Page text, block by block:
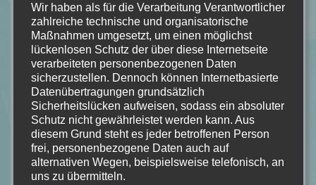
Wir haben als für die Verarbeitung Verantwortlicher
zahlreiche technische und organisatorische
Maßnahmen umgesetzt, um einen möglichst
lückenlosen Schutz der über diese Internetseite
verarbeiteten personenbezogenen Daten
sicherzustellen. Dennoch können Internetbasierte
Datenübertragungen grundsätzlich
Sicherheitslücken aufweisen, sodass ein absoluter
Schutz nicht gewährleistet werden kann. Aus
diesem Grund steht es jeder betroffenen Person
frei, personenbezogene Daten auch auf
alternativen Wegen, beispielsweise telefonisch, an
uns zu übermitteln.